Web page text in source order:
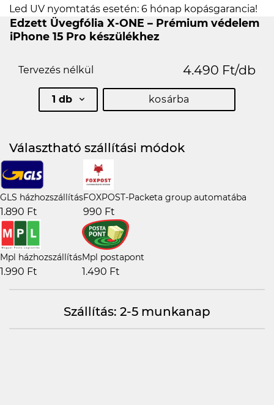
Led UV nyomtatás esetén: 6 hónap kopásgarancia!
Edzett Üvegfólia X-ONE – Prémium védelem
iPhone 15 Pro készülékhez
Tervezés nélkül 4.490 Ft/db
1 db kosárba
Választható szállítási módok
GLS házhozszállítás
1.890 Ft
FOXPOST-Packeta group automatába
990 Ft
Mpl házhozszállítás
1.990 Ft
Mpl postapont
1.490 Ft
Szállítás: 2-5 munkanap